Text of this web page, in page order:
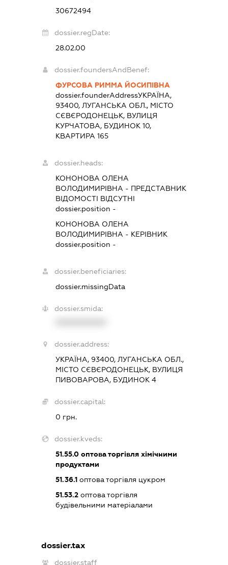
30672494
dossier.regDate:
28.02.00
dossier.foundersAndBenef:
ФУРСОВА РИММА ЙОСИПІВНА
dossier.founderAddressУКРАЇНА,
93400, ЛУГАНСЬКА ОБЛ., МІСТО
СЄВЄРОДОНЕЦЬК, ВУЛИЦЯ
КУРЧАТОВА, БУДИНОК 10,
КВАРТИРА 165
dossier.heads:
КОНОНОВА ОЛЕНА
ВОЛОДИМИРІВНА - ПРЕДСТАВНИК
ВІДОМОСТІ ВІДСУТНІ
dossier.position -
КОНОНОВА ОЛЕНА
ВОЛОДИМИРІВНА - КЕРІВНИК
dossier.position -
dossier.beneficiaries:
dossier.missingData
dossier.smida:
dossier.address:
УКРАЇНА, 93400, ЛУГАНСЬКА ОБЛ.,
МІСТО СЄВЄРОДОНЕЦЬК, ВУЛИЦЯ
ПИВОВАРОВА, БУДИНОК 4
dossier.capital:
0 грн.
dossier.kveds:
51.55.0оптова торгівля хімічними
продуктами
51.36.1оптова торгівля цукром
51.53.2оптова торгівля
будівельними матеріалами
dossier.tax
dossier.staff